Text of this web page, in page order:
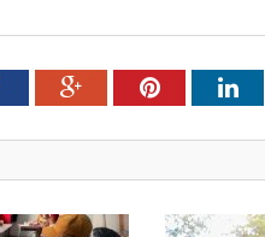
Google+Pinterest